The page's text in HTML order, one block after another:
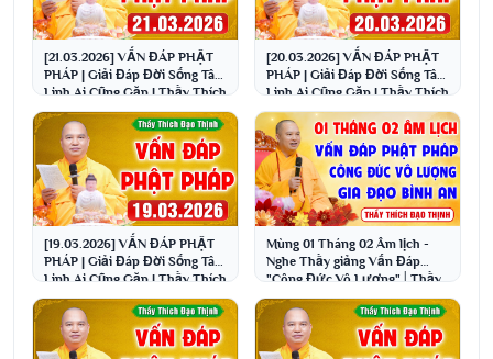
[21.03.2026] VẤN ĐÁP PHẬT
PHÁP | Giải Đáp Đời Sống Tâm
Linh Ai Cũng Gặp | Thầy Thích
Đạo Thịnh
[20.03.2026] VẤN ĐÁP PHẬT
PHÁP | Giải Đáp Đời Sống Tâm
Linh Ai Cũng Gặp | Thầy Thích
Đạo Thịnh
[19.03.2026] VẤN ĐÁP PHẬT
PHÁP | Giải Đáp Đời Sống Tâm
Linh Ai Cũng Gặp | Thầy Thích
Đạo Thịnh
Mùng 01 Tháng 02 Âm lịch -
Nghe Thầy giảng Vấn Đáp
"Công Đức Vô Lượng"│Thầy
Thích Đạo Thịnh